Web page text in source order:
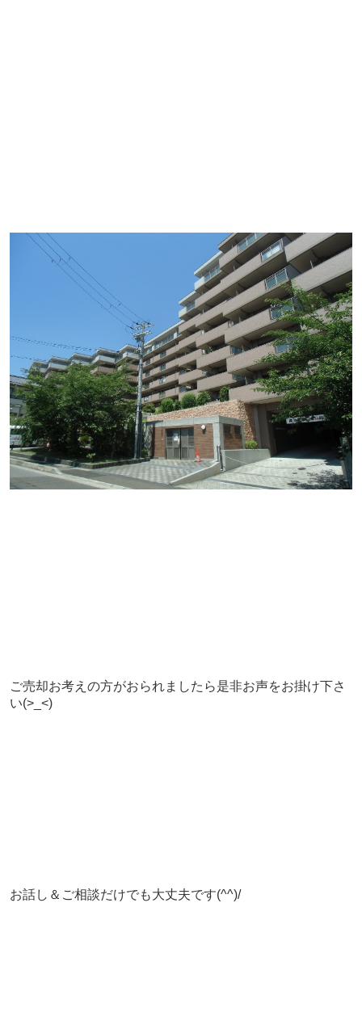
ご売却お考えの方がおられましたら是非お声をお掛け下さ
い(>_<)
お話し＆ご相談だけでも大丈夫です(^^)/